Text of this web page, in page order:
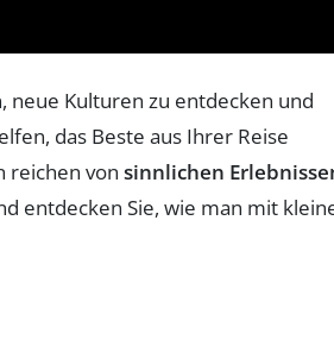
neue Kulturen zu entdecken und
das Beste aus Ihrer Reise
reichen von sinnlichen
entdecken Sie, wie man mit